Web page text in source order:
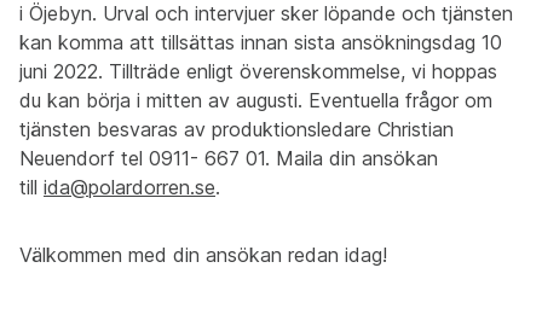
i Öjebyn. Urval och intervjuer sker löpande och tjänsten
kan komma att tillsättas innan sista ansökningsdag 10
juni 2022. Tillträde enligt överenskommelse, vi hoppas
du kan börja i mitten av augusti. Eventuella frågor om
tjänsten besvaras av produktionsledare Christian
Neuendorf tel 0911- 667 01. Maila din ansökan
till ida@polardorren.se.
Välkommen med din ansökan redan idag!